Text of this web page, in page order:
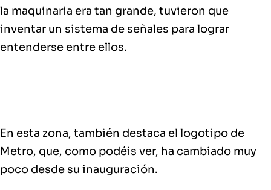
la maquinaria era tan grande, tuvieron que
inventar un sistema de señales para lograr
entenderse entre ellos.
En esta zona, también destaca el logotipo de
Metro, que, como podéis ver, ha cambiado muy
poco desde su inauguración.